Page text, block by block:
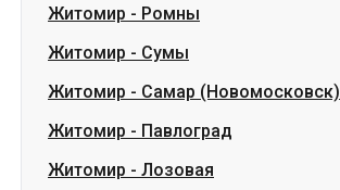
Житомир - Ромны
Житомир - Сумы
Житомир - Самар (Новомосковск)
Житомир - Павлоград
Житомир - Лозовая